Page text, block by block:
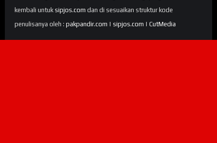
kembali untuk sipjos.com dan di sesuaikan struktur kode
penulisanya oleh : pakpandir.com | sipjos.com | CutMedia